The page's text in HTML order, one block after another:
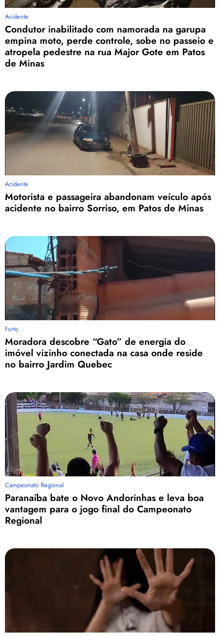
Acidente
Condutor inabilitado com namorada na garupa
empina moto, perde controle, sobe no passeio e
atropela pedestre na rua Major Gote em Patos
de Minas
Acidente
Motorista e passageira abandonam veículo após
acidente no bairro Sorriso, em Patos de Minas
Furto
Moradora descobre “Gato” de energia do
imóvel vizinho conectada na casa onde reside
no bairro Jardim Quebec
Campeonato Regional
Paranaíba bate o Novo Andorinhas e leva boa
vantagem para o jogo final do Campeonato
Regional